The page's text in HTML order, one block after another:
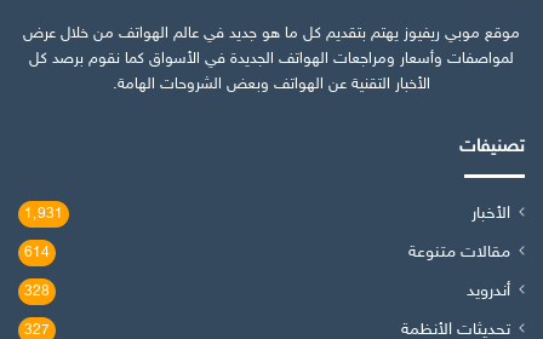
موقع موبي ريفيوز يهتم بتقديم كل ما هو جديد في عالم الهواتف من خلال عرض
لمواصفات وأسعار ومراجعات الهواتف الجديدة في الأسواق كما نقوم برصد كل
الأخبار التقنية عن الهواتف وبعض الشروحات الهامة.
تصنيفات
الأخبار 1٬931
مقالات متنوعة 614
أندرويد 328
تحديثات الأنظمة 327